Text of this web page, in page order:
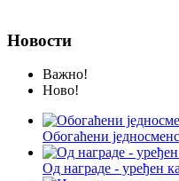
Новости
Важно!
Ново!
Обогаћени
Од награде - уређен